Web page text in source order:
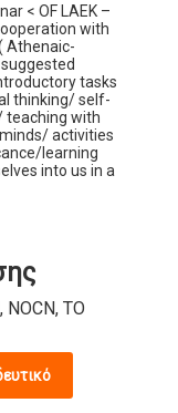
< OF LAEK –
with
Athenaic-
tasks
thinking/ self-
teaching with
activities
learning
into us in a
TOEIC